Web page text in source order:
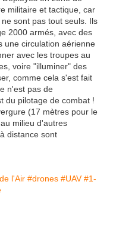
militaire et tactique, car
sont pas tout seuls. Ils
2000 armés, avec des
une circulation aérienne
avec les troupes au
voire "illuminer" des
comme cela s'est fait
n'est pas de
du pilotage de combat !
(17 mètres pour le
milieu d'autres
distance sont
l'Air #drones #UAV #1-